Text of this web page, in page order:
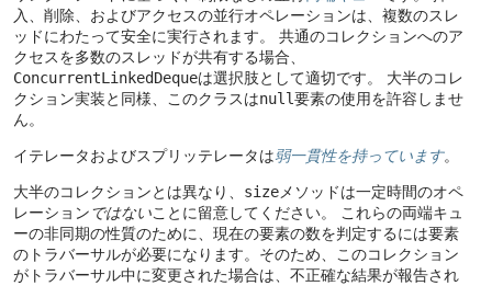
入、削除、およびアクセスの並行オペレーションは、複数のスレ
ッドにわたって安全に実行されます。
共通のコレクションへのア
クセスを多数のスレッドが共有する場合、
ConcurrentLinkedDequeは選択肢として適切です。
大半のコレ
クション実装と同様、このクラスはnull要素の使用を許容しませ
ん。
イテレータおよびスプリッテレータは弱一貫性を持っています。
大半のコレクションとは異なり、 size メソッドは一定時間のオペ
レーションではないことに留意してください。
これらの両端キュ
ーの非同期の性質のために、現在の要素の数を判定するには要素
のトラバーサルが必要になります。そのため、このコレクション
がトラバーサル中に変更された場合は、不正確な結果が報告され